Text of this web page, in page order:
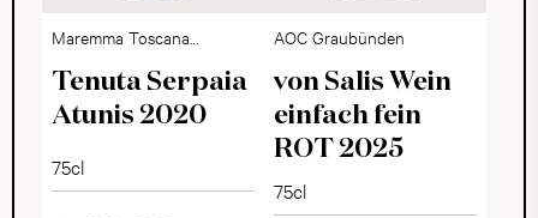
Maremma Toscana
DOC
Tenuta Serpaia
Atunis 2020
75cl
AOC Graubünden
von Salis Wein
einfach fein
ROT 2025
75cl